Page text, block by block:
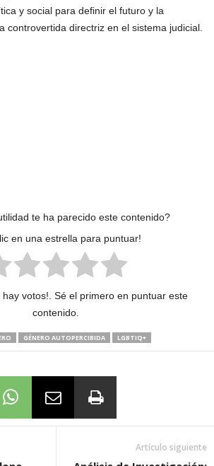
y social para definir el futuro y la
controvertida directriz en el sistema judicial.
te ha parecido este contenido?
en una estrella para puntuar!
hay votos!. Sé el primero en puntuar este
contenido.
GÉNERO AUTOPERCIBIDA LGBTIQ+
Artículo siguiente